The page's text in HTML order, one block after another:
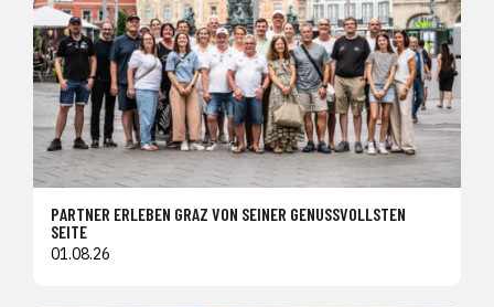
PARTNER ERLEBEN GRAZ VON SEINER GENUSSVOLLSTEN
SEITE
01.08.26